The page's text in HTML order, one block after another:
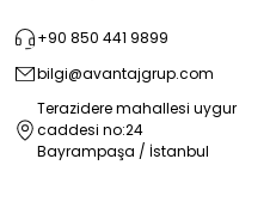
+90 850 441 9899
bilgi@avantajgrup.com
Terazidere mahallesi uygur
caddesi no:24
Bayrampaşa / İstanbul